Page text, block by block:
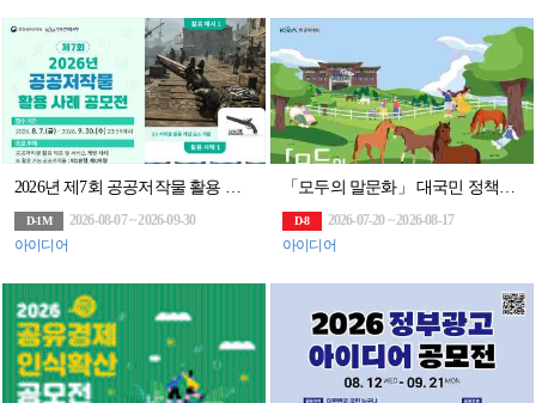
2026년 제7회 공공저작물 활용 사례 공모전
D-1M
2026-08-07 ~ 2026-09-30
아이디어
「모두의 말문화」 대국민 정책제안(~8/17)
D-8
2026-07-20 ~ 2026-08-17
아이디어